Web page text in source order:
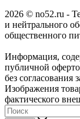
2026 © no52.ru -
и нейтрального
общественного
Информация,
публичной
без согласования
Изображения
фактического